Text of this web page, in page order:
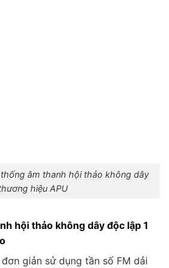
âm thanh hội thảo không dây
hiệu APU
hội thảo không dây độc lập 1
giản sử dụng tần số FM dải